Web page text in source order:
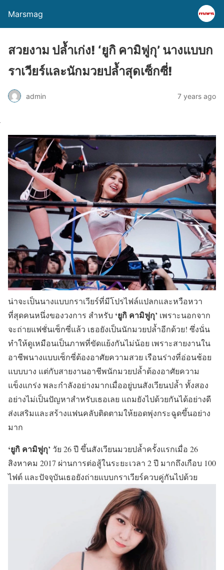
Marsmag
สวยงาม ปล้ำเก่ง! ‘ยูกิ คามิฟูกุ’ นางแบบก
ราเวียร์และนักมวยปล้ำสุดเซ็กซี่!
admin 7 years ago
น่าจะเป็นนางแบบกราเวียร์ที่มีโปรไฟล์แปลกและหวือหวา
ที่สุดคนหนึ่งของวงการ สำหรับ ‘ยูกิ คามิฟูกุ’ เพราะนอกจาก
จะถ่ายแฟชั่นเซ็กซี่แล้ว เธอยังเป็นนักมวยปล้ำอีกด้วย! ซึ่งนั่น
ทำให้ดูเหมือนเป็นภาพที่ขัดแย้งกันไม่น้อย เพราะสายงานใน
อาชีพนางแบบเซ็กซี่ต้องอาศัยความสวย เรือนร่างที่อ่อนช้อย
แบบบาง แต่กับสายงานอาชีพนักมวยปล้ำต้องอาศัยความ
แข็งแกร่ง พละกำลังอย่างมากเมื่ออยู่บนสังเวียนปล้ำ ทั้งสอง
อย่างไม่เป็นปัญหาสำหรับเธอเลย แถมยังไปด้วยกันได้อย่างดี
ส่งเสริมและสร้างแฟนคลับติดตามให้ยอดพุ่งกระฉูดขึ้นอย่าง
มาก
‘ยูกิ คามิฟูกุ’ วัย 26 ปี ขึ้นสังเวียนมวยปล้ำครั้งแรกเมื่อ 26
สิงหาคม 2017 ผ่านการต่อสู้ในระยะเวลา 2 ปี มากถึงเกือบ 100
ไฟต์ และปัจจุบันเธอยังถ่ายแบบกราเวียร์ควบคู่กันไปด้วย